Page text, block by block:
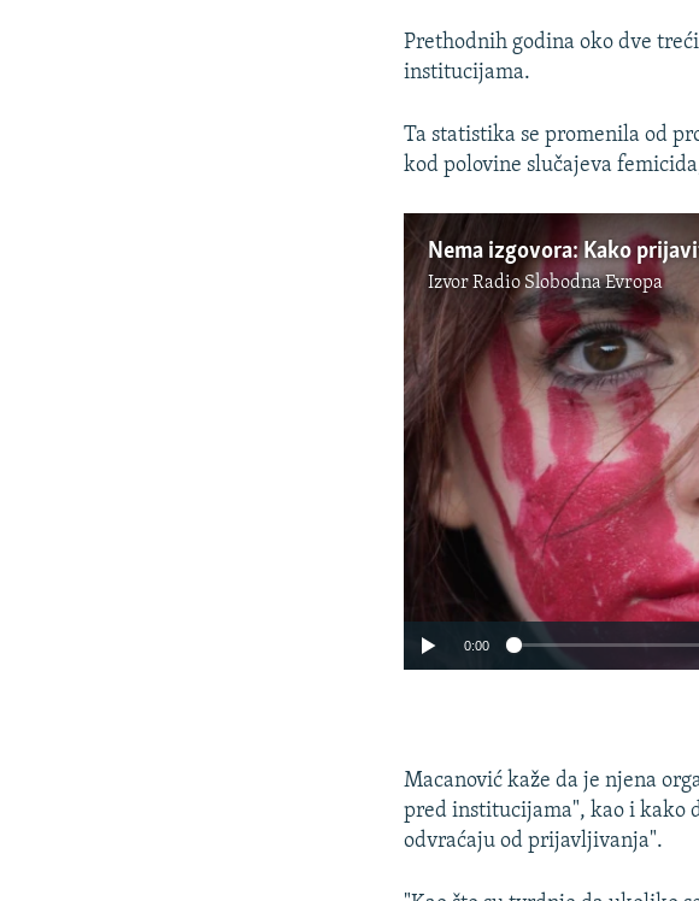
Prethodnih godina oko dve
institucijama.
Ta statistika se promenila od
kod polovine slučajeva
Nema izgovora: Kako
IzvorRadio Slobodna Evropa
Auto
No
0:00
Macanović kaže da je njena
pred institucijama", kao i kako
odvraćaju od prijavljivanja".